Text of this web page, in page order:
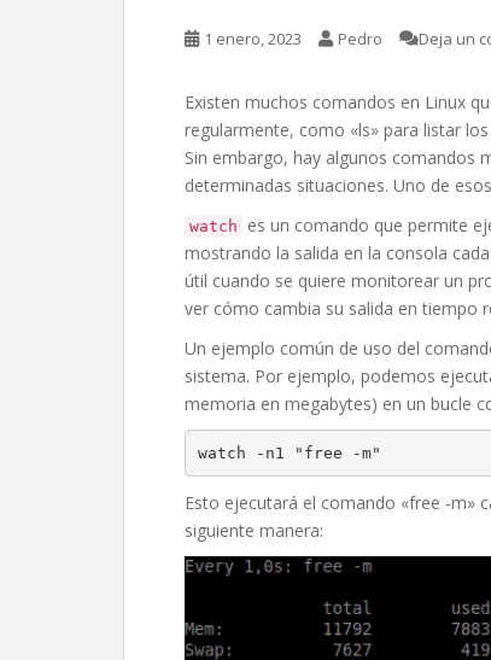
1 enero, 2023 Pedro Deja un
Existen muchos comandos en Linux
regularmente, como «ls» para listar
Sin embargo, hay algunos comandos
determinadas situaciones. Uno de
watch
es un comando que permite
mostrando la salida en la consola
útil cuando se quiere monitorear un
ver cómo cambia su salida en tiempo
Un ejemplo común de uso del
sistema. Por ejemplo, podemos
memoria en megabytes) en un bucle
Esto ejecutará el comando «free -m»
siguiente manera: